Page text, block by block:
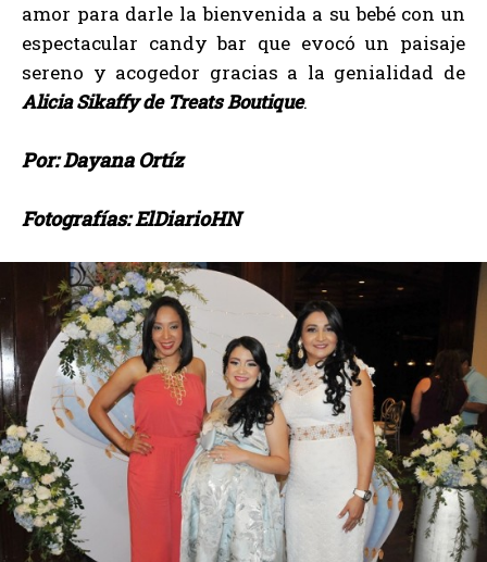
amor para darle la bienvenida a su bebé con un
espectacular candy bar que evocó un paisaje
sereno y acogedor gracias a la genialidad de
Alicia Sikaffy de Treats Boutique.
Por: Dayana Ortíz
Fotografías: ElDiarioHN